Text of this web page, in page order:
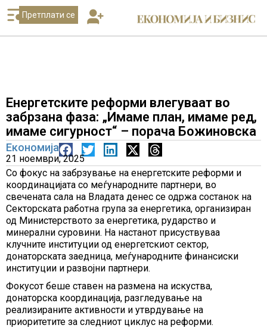
Претплати се
Енергетските реформи влегуваат во
забрзана фаза: „Имаме план, имаме ред,
имаме сигурност“ – порача Божиновска
Економија
21 ноември, 2025
Со фокус на забрзување на енергетските реформи и
координацијата со меѓународните партнери, во
свечената сала на Владата денес се одржа состанок на
Секторската работна група за енергетика, организиран
од Министерството за енергетика, рударство и
минерални суровини. На настанот присуствуваа
клучните институции од енергетскиот сектор,
донаторската заедница, меѓународните финансиски
институции и развојни партнери.
Фокусот беше ставен на размена на искуства,
донаторска координација, разгледување на
реализираните активности и утврдување на
приоритетите за следниот циклус на реформи.